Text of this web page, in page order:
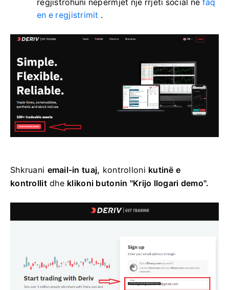
regjistrohuni nëpërmjet një rrjeti social në faq
en e regjistrimit .
Shkruani email-in tuaj, kontrolloni kutinë e
kontrollitdhe klikoni butonin "Krijo llogari demo".